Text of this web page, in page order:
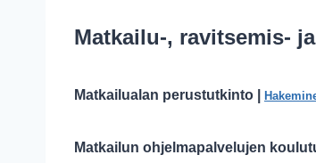
Matkailu-, ravitsemis-
Matkailualan perustutkinto |
Matkailun ohjelmapalvelujen